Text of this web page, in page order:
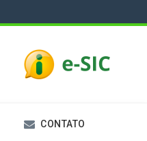
CONTATO